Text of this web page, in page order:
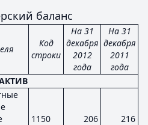
баланс
Код
строки
На 31
декабря
2012
года
На 31
декабря
2011
года
1150 206 216